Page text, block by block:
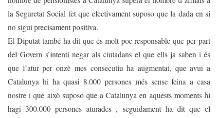
la Seguretat Social fet que efectivament suposo que la dada en si
no sigui precisament positiva.
El Diputat també ha dit que és molt poc responsable que per part
del Govern s’intenti negar als ciutadans el que ells ja saben i és
que l’atur per onzè mes consecutiu ha augmentat, que avui a
Catalunya hi ha quasi 8.000 persones més sense feina a casa
nostre i que això suposo que a Catalunya en aquests moments hi
hagi 300.000 persones aturades , seguidament ha dit que el